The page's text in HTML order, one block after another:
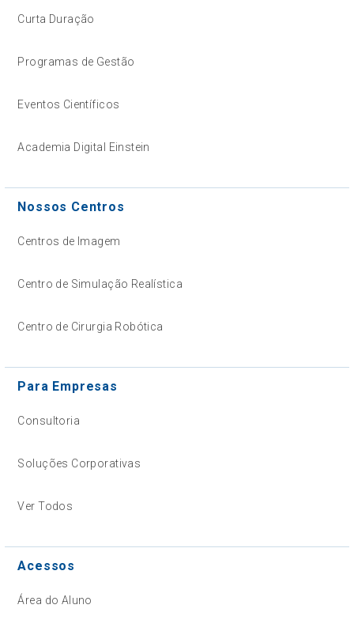
Curta Duração
Programas de Gestão
Eventos Científicos
Academia Digital Einstein
Nossos Centros
Centros de Imagem
Centro de Simulação Realística
Centro de Cirurgia Robótica
Para Empresas
Consultoria
Soluções Corporativas
Ver Todos
Acessos
Área do Aluno